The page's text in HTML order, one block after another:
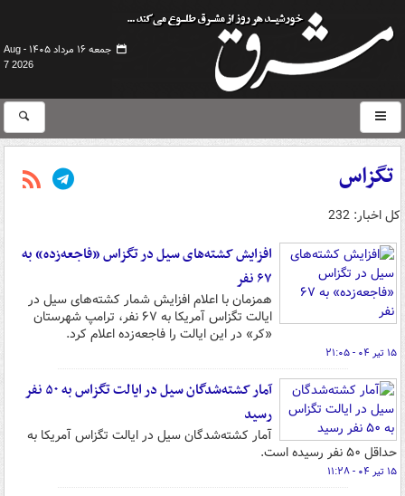
جمعه ۱۶ مرداد ۱۴۰۵ -
Aug
7 2026
تگزاس
کل اخبار: 232
افزایش کشته‌های سیل در تگزاس «فاجعه‌زده» به
۶۷ نفر
همزمان با اعلام افزایش شمار کشته‌های سیل در
ایالت تگزاس آمریکا به ۶۷ نفر، ترامپ شهرستان
«کر» در این ایالت را فاجعه‌زده اعلام کرد.
۱۵ تیر ۰۴ - ۲۱:۰۵
آمار کشته‌شدگان سیل در ایالت تگزاس به ۵۰ نفر
رسید
آمار کشته‌شدگان سیل در ایالت تگزاس آمریکا به
حداقل ۵۰ نفر رسیده است.
۱۵ تیر ۰۴ - ۱۱:۲۸